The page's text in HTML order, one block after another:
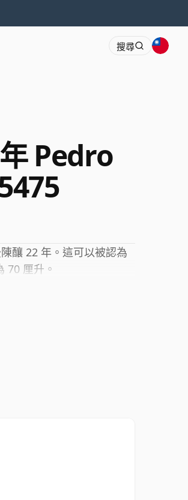
搜尋
Pedro
釀 22 年。這可以被認為
70 厘升。